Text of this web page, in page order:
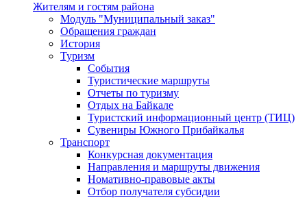
Жителям и гостям района
Модуль "Муниципальный заказ"
Обращения граждан
История
Туризм
События
Туристические маршруты
Отчеты по туризму
Отдых на Байкале
Туристский информационный центр (ТИЦ)
Сувениры Южного Прибайкалья
Транспорт
Конкурсная документация
Направления и маршруты движения
Номативно-правовые акты
Отбор получателя субсидии